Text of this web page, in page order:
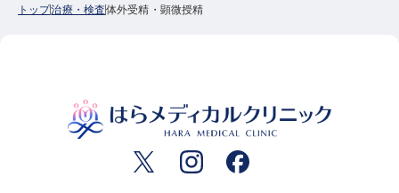
トップ治療・検査体外受精・顕微授精